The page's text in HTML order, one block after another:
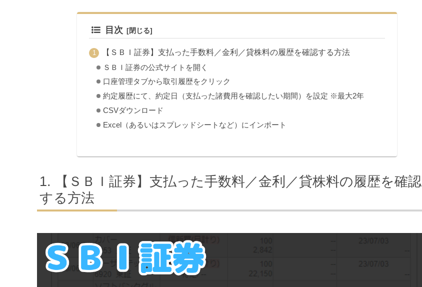
目次
【ＳＢＩ証券】支払った手数料／金利／貸株料の履歴を確認する方法
ＳＢＩ証券の公式サイトを開く
口座管理タブから取引履歴をクリック
約定履歴にて、約定日（支払った諸費用を確認したい期間）を設定 ※最大2年
CSVダウンロード
Excel（あるいはスプレッドシートなど）にインポート
【ＳＢＩ証券】支払った手数料／金利／貸株料の履歴を確認
する方法